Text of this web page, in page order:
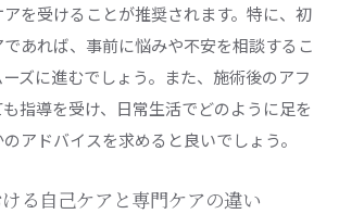
で手に入るフットケアグッズの活用法
東京都でのフットケアに与える影響
のプロによるフットケア体験談
るフットケアと自己ケアの相乗効果
を受けることが推奨されます。特に、初
あれば、事前に悩みや不安を相談するこ
ズに進むでしょう。また、施術後のアフ
指導を受け、日常生活でどのように足を
アドバイスを求めると良いでしょう。
る自己ケアと専門ケアの違い